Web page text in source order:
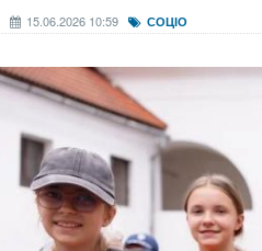
15.06.2026 10:59 СОЦІО